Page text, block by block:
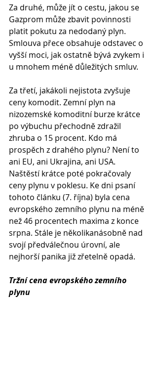
Za druhé, může jít o cestu, jakou se
Gazprom může zbavit povinnosti
platit pokutu za nedodaný plyn.
Smlouva přece obsahuje odstavec o
vyšší moci, jak ostatně bývá zvykem i
u mnohem méně důležitých smluv.
Za třetí, jakákoli nejistota zvyšuje
ceny komodit. Zemní plyn na
nizozemské komoditní burze krátce
po výbuchu přechodně zdražil
zhruba o 15 procent. Kdo má
prospěch z drahého plynu? Není to
ani EU, ani Ukrajina, ani USA.
Naštěstí krátce poté pokračovaly
ceny plynu v poklesu. Ke dni psaní
tohoto článku (7. října) byla cena
evropského zemního plynu na méně
než 46 procentech maxima z konce
srpna. Stále je několikanásobně nad
svojí předválečnou úrovní, ale
nejhorší panika již zřetelně opadá.
Tržní cena evropského zemního
plynu